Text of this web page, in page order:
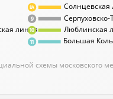
линия
Солнцевская
Люблинская
схемы московского
Большая
9
10
8А
11